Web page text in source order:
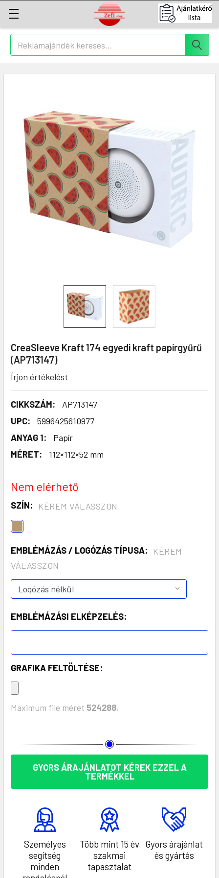
Keresés
CreaSleeve Kraft 174 egyedi kraft papírgyűrű
(AP713147)
Írjon értékelést
CIKKSZÁM:
AP713147
UPC:
5996425610977
ANYAG 1:
Papír
MÉRET:
112×112×52 mm
Nem elérhető
SZÍN: KÉREM VÁLASSZON
EMBLÉMÁZÁS / LOGÓZÁS TÍPUSA:
KÉREM
VÁLASSZON
EMBLÉMÁZÁSI ELKÉPZELÉS:
GRAFIKA FELTÖLTÉSE:
Maximum file méret 524288,
GYORS ÁRAJÁNLATOT KÉREK EZZEL A
TERMÉKKEL
Személyes
segítség
minden
Több mint 15 év
szakmai
tapasztalat
Gyors árajánlat
és gyártás